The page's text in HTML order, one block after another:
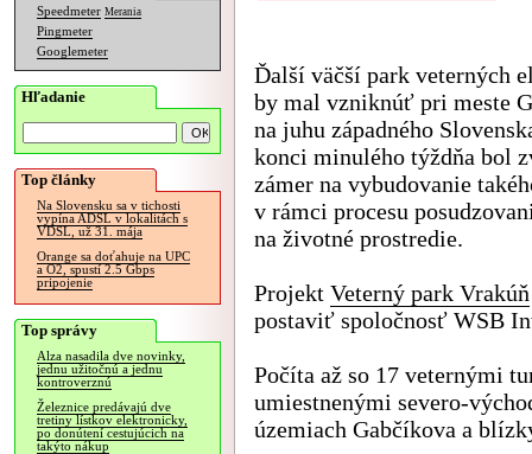
Speedmeter Merania
Pingmeter
Googlemeter
Hľadanie
Top články
Na Slovensku sa v tichosti
vypína ADSL v lokalitách s
VDSL, už 31. mája
Orange sa doťahuje na UPC
a O2, spustí 2.5 Gbps
pripojenie
Top správy
Alza nasadila dve novinky,
jednu užitočnú a jednu
kontroverznú
Železnice predávajú dve
tretiny lístkov elektronicky,
po donútení cestujúcich na
takýto nákup
Ďalší väčší park veterných
by mal vzniknúť pri meste
na juhu západného
konci minulého týždňa bol
zámer na vybudovanie
v rámci procesu
na životné prostredie.
Projekt Veterný park Vrakúň
postaviť spoločnosť WSB
Počíta až so 17 veternými
umiestnenými severo-
územiach Gabčíkova a